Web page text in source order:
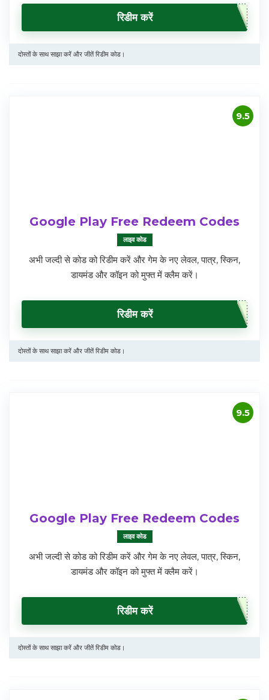
रिडीम करें
दोस्तों के साथ साझा करें और जीतें रिडीम कोड।
9.5
Google Play Free Redeem Codes
लाइव कोड
अभी जल्दी से कोड को रिडीम करें और गेम के नए लेवल, पात्र, स्किन,
डायमंड और कॉइन को मुफ्त में क्लैम करें।
रिडीम करें
दोस्तों के साथ साझा करें और जीतें रिडीम कोड।
9.5
Google Play Free Redeem Codes
लाइव कोड
अभी जल्दी से कोड को रिडीम करें और गेम के नए लेवल, पात्र, स्किन,
डायमंड और कॉइन को मुफ्त में क्लैम करें।
रिडीम करें
दोस्तों के साथ साझा करें और जीतें रिडीम कोड।